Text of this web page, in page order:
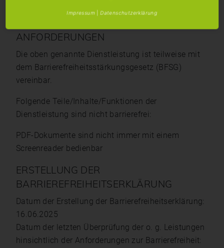
ANFORDERUNGEN
Die oben genannte Dienstleistung ist teilweise mit
dem Barrierefreiheitsstärkungsgesetz (BFSG)
vereinbar.
Folgende Teile/Inhalte/Funktionen der
Dienstleistung sind nicht barrierefrei:
PDF-Dokumente sind nicht immer mit einem
Screenreader bedienbar
ERSTELLUNG DER
BARRIEREFREIHEITSERKLÄRUNG
Datum der Erstellung der Barrierefreiheitserklärung:
16.06.2025
Datum der letzten Überprüfung der o. g. Leistungen
hinsichtlich der Anforderungen zur Barrierefreiheit:
Impressum Datenschutzerklärung